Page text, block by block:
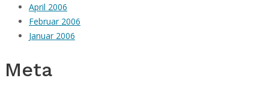
April 2006
Februar 2006
Januar 2006
Meta